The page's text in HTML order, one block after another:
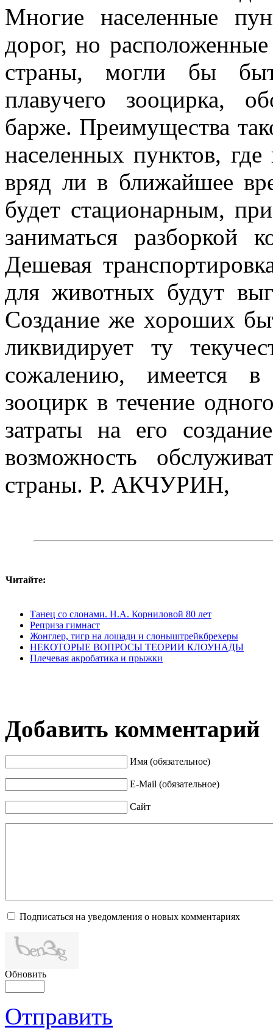
Многие населенные
дорог, но
страны, могли бы
плавучего зооцирка,
барже. Преимущества
населенных пунктов,
вряд ли в ближайшее
будет стационарным,
заниматься раз­боркой
Дешевая
для животных будут
Создание же хоро­ших
ликвидирует ту
сожалению, имеется в
зооцирк в течение
затраты на его
возможность
страны. Р. АКЧУРИН,
Читайте:
Танец со слонами. Н.А. Корниловой 80 лет
Реприза гимнаст
Жонглер, тигр на лошади и слоныштрейкбрехеры
НЕКОТОРЫЕ ВОПРОСЫ ТЕОРИИ КЛОУНАДЫ
Плечевая акробатика и прыжки
Добавить комментарий
Имя (обязательное)
E-Mail (обязательное)
Сайт
Подписаться на уведомления о новых комментариях
Обновить
Отправить